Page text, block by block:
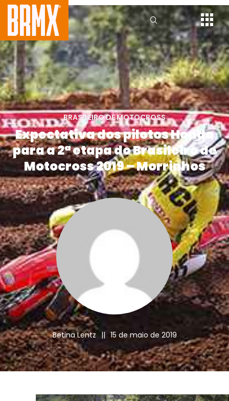
BRASILEIRO DE MOTOCROSS
Expectativa dos pilotos Honda
para a 2ª etapa do Brasileiro de
Motocross 2019 – Morrinhos
Betina Lentz || 15 de maio de 2019